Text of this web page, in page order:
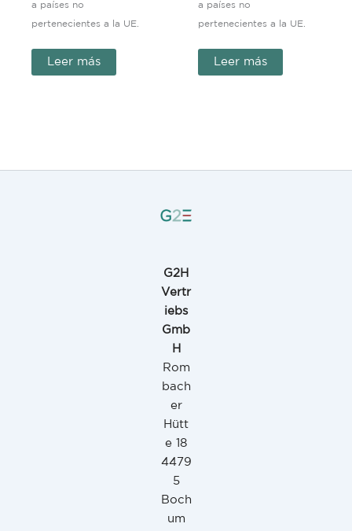
a países no
pertenecientes a la UE.
Leer más
a países no
pertenecientes a la UE.
Leer más
G2H
Vertr
iebs
Gmb
H
Rom
bach
er
Hütt
e 18
4479
5
Boch
um